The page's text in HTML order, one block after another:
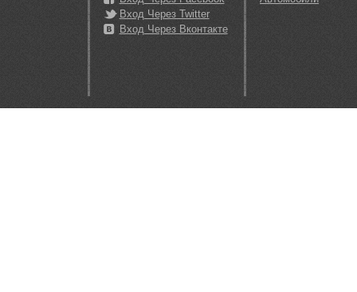
Вход Через Twitter
Вход Через Вконтакте